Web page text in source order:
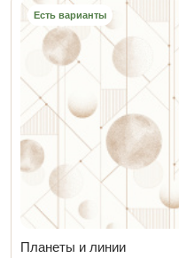
Есть варианты
Планеты и линии